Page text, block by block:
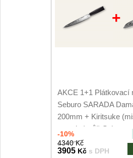
+
AKCE 1+1 Plátkovací
Seburo SARADA
200mm + Kiritsuke
santoku) nůž Seburo...
-10%
4340 Kč
3905 Kč s DPH